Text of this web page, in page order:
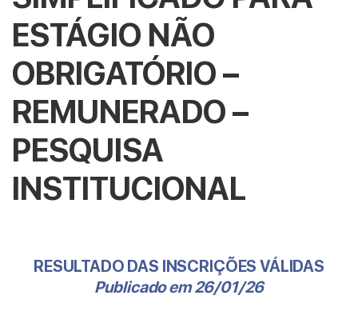
ESTÁGIO NÃO
OBRIGATÓRIO –
REMUNERADO –
PESQUISA
INSTITUCIONAL
RESULTADO DAS INSCRIÇÕES VÁLIDAS
Publicado em 26/01/26